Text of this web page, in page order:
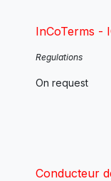
InCoTerms -
Regulations
On request
Conducteur